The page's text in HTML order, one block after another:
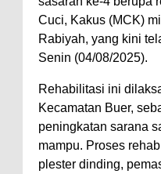
Cuci, Kakus (MCK)
Rabiyah, yang kini
Senin (04/08/2025).
‎Rehabilitasi ini
Kecamatan Buer,
peningkatan sarana
mampu. Proses
plester dinding,